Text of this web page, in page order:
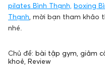
pilates Bình Thạnh, boxing
Thạnh , mời bạn tham khảo
nhé.
Chủ đề: bài tập gym giảm
khoẻ Review